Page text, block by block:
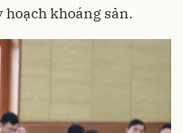
khoáng sản.